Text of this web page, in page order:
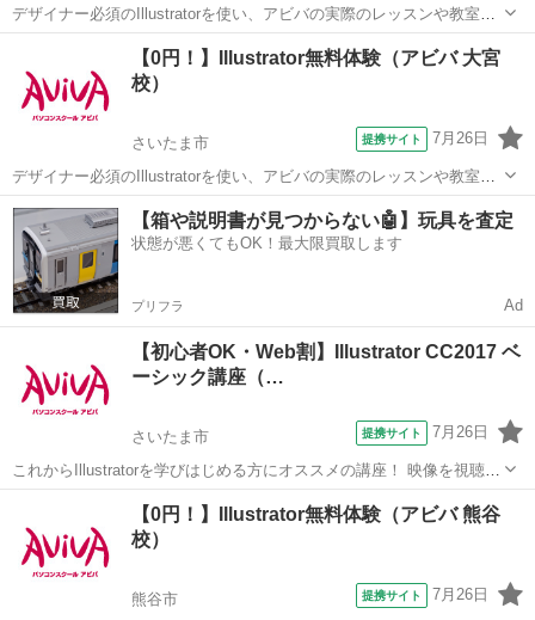
デザイナー必須のIllustratorを使い、アビバの実際のレッスンや教室の
雰囲気を無料で体験♪ ペンツール（ベジェ曲線）でのイラスト作成か
ら、Illustratorだからできるタイトルデコレーション術など、あなたに
合ったメ...
Illustrator
【0円！】Illustrator無料体験（アビバ 大宮
校）
さいたま市 提携サイト 7月26日
デザイナー必須のIllustratorを使い、アビバの実際のレッスンや教室の
雰囲気を無料で体験♪ ペンツール（ベジェ曲線）でのイラスト作成か
ら、Illustratorだからできるタイトルデコレーション術など、あなたに
合ったメ...
埼玉 さいたま市 Illustrator
【箱や説明書が見つからない🤖】玩具を査定
状態が悪くてもOK！最大限買取します
プリフラ Ad
【初心者OK・Web割】Illustrator CC2017 ベ
ーシック講座（…
さいたま市 提携サイト 7月26日
これからIllustratorを学びはじめる方にオススメの講座！ 映像を視聴し
ながら操作を行い、操作の基本からIllustratorの醍醐味である図形やイ
ラストの描画、レイアウトの際に必用なスキルを学習していきます。
実際...
さいたま市 Illustrator
【0円！】Illustrator無料体験（アビバ 熊谷
校）
熊谷市 提携サイト 7月26日